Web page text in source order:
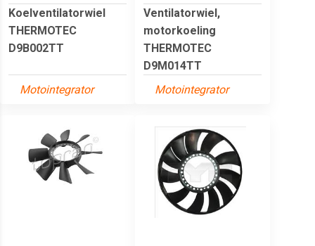
Koelventilatorwiel
THERMOTEC
D9B002TT
Motointegrator
Ventilatorwiel,
motorkoeling
THERMOTEC
D9M014TT
Motointegrator